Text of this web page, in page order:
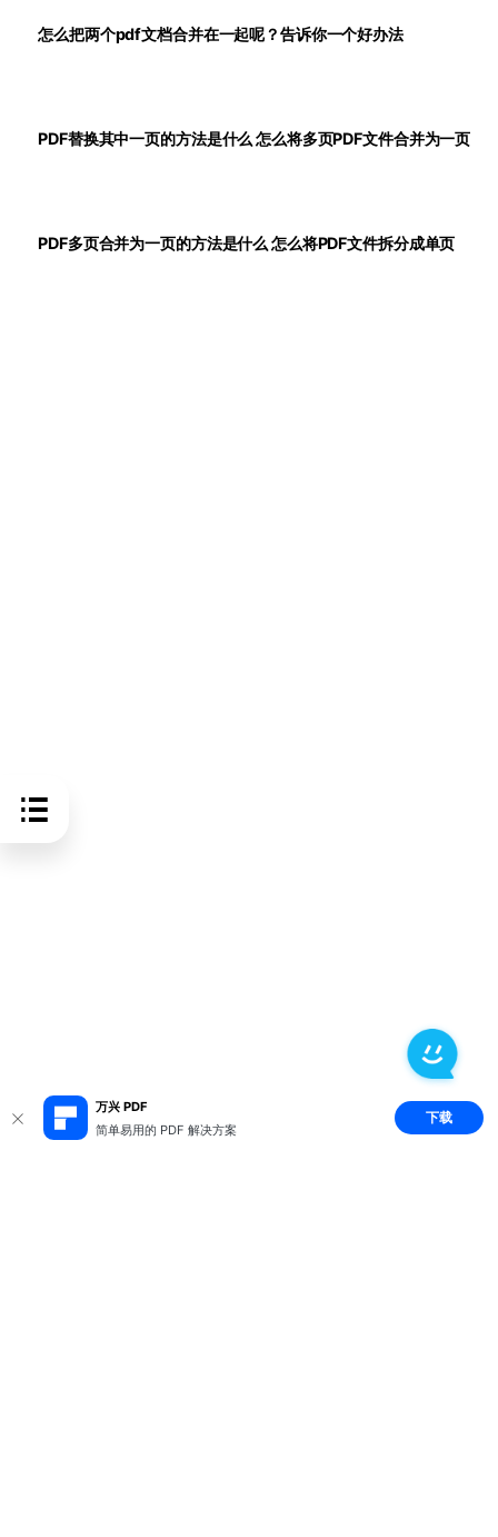
万兴 PDF
简单易用的 PDF 解决方案
下载
怎么把两个pdf文档合并在一起呢？告诉你一个好办法
PDF替换其中一页的方法是什么 怎么将多页PDF文件合并为一页
PDF多页合并为一页的方法是什么 怎么将PDF文件拆分成单页